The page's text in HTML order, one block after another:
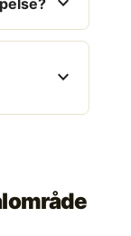
expand_more